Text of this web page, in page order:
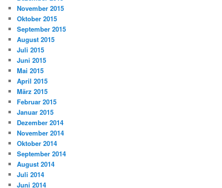
November 2015
Oktober 2015
September 2015
August 2015
Juli 2015
Juni 2015
Mai 2015
April 2015
März 2015
Februar 2015
Januar 2015
Dezember 2014
November 2014
Oktober 2014
September 2014
August 2014
Juli 2014
Juni 2014